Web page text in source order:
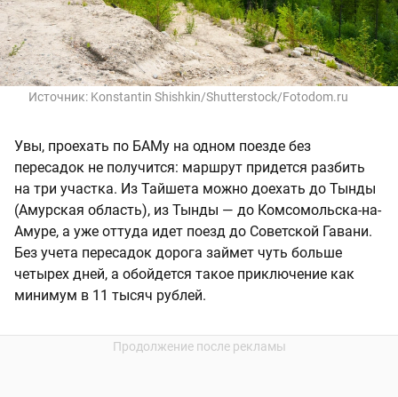
Источник: Konstantin Shishkin/Shutterstock/Fotodom.ru
Увы, проехать по БАМу на одном поезде без
пересадок не получится: маршрут придется разбить
на три участка. Из Тайшета можно доехать до Тынды
(Амурская область), из Тынды — до Комсомольска-на-
Амуре, а уже оттуда идет поезд до Советской Гавани.
Без учета пересадок дорога займет чуть больше
четырех дней, а обойдется такое приключение как
минимум в 11 тысяч рублей.